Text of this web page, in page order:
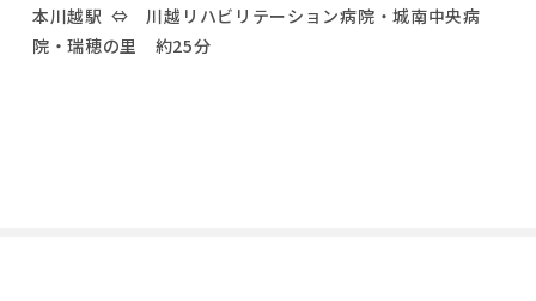
本川越駅 ⇔ 川越リハビリテーション病院・城南中央病
院・瑞穂の里 約25分